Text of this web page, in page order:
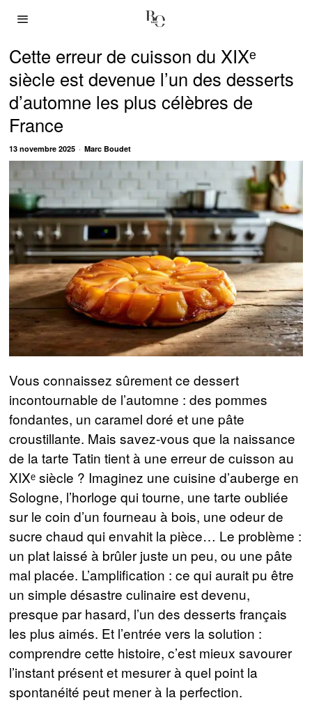
Cette erreur de cuisson du XIXᵉ
siècle est devenue l’un des desserts
d’automne les plus célèbres de
France
13 novembre 2025 Marc Boudet
Vous connaissez sûrement ce dessert
incontournable de l’automne : des pommes
fondantes, un caramel doré et une pâte
croustillante. Mais savez-vous que la naissance
de la tarte Tatin tient à une erreur de cuisson au
XIXᵉ siècle ? Imaginez une cuisine d’auberge en
Sologne, l’horloge qui tourne, une tarte oubliée
sur le coin d’un fourneau à bois, une odeur de
sucre chaud qui envahit la pièce… Le problème :
un plat laissé à brûler juste un peu, ou une pâte
mal placée. L’amplification : ce qui aurait pu être
un simple désastre culinaire est devenu,
presque par hasard, l’un des desserts français
les plus aimés. Et l’entrée vers la solution :
comprendre cette histoire, c’est mieux savourer
l’instant présent et mesurer à quel point la
spontanéité peut mener à la perfection.